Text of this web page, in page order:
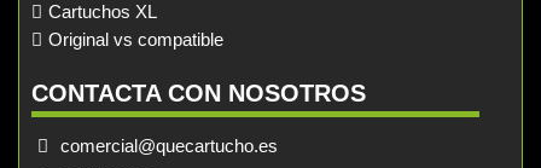
Cartuchos XL
Original vs compatible
CONTACTA CON NOSOTROS
comercial@quecartucho.es